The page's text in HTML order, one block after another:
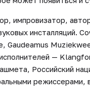
импровизатор,
инсталляций.
Gaudeamus
—
Российский